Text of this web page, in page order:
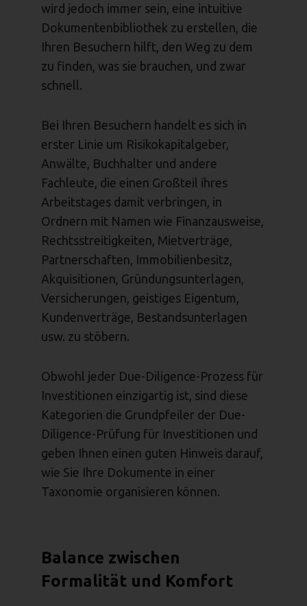
wird jedoch immer sein, eine intuitive
Dokumentenbibliothek zu erstellen, die
Ihren Besuchern hilft, den Weg zu dem
zu finden, was sie brauchen, und zwar
schnell.
Bei Ihren Besuchern handelt es sich in
erster Linie um Risikokapitalgeber,
Anwälte, Buchhalter und andere
Fachleute, die einen Großteil ihres
Arbeitstages damit verbringen, in
Ordnern mit Namen wie Finanzausweise,
Rechtsstreitigkeiten, Mietverträge,
Partnerschaften, Immobilienbesitz,
Akquisitionen, Gründungsunterlagen,
Versicherungen, geistiges Eigentum,
Kundenverträge, Bestandsunterlagen
usw. zu stöbern.
Obwohl jeder Due-Diligence-Prozess für
Investitionen einzigartig ist, sind diese
Kategorien die Grundpfeiler der Due-
Diligence-Prüfung für Investitionen und
geben Ihnen einen guten Hinweis darauf,
wie Sie Ihre Dokumente in einer
Taxonomie organisieren können.
Balance zwischen
Formalität und Komfort